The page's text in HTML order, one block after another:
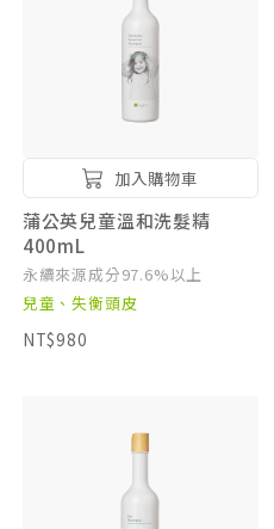
加入購物車
蒲公英兒童溫和洗髮精
400mL
永續來源成分97.6%以上
兒童、失衡頭皮
NT$980